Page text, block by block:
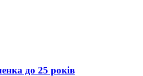
до 25 років